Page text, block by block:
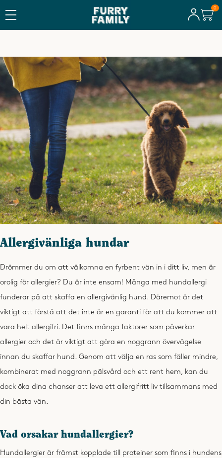
FRI FRAKT ÖVER 600 KR
Allergivänliga hundar
Drömmer du om att välkomna en fyrbent vän in i ditt liv, men är
orolig för allergier? Du är inte ensam! Många med hundallergi
funderar på att skaffa en allergivänlig hund. Däremot är det
viktigt att förstå att det inte är en garanti för att du kommer att
vara helt allergifri. Det finns många faktorer som påverkar
allergier och det är viktigt att göra en noggrann övervägelse
innan du skaffar hund. Genom att välja en ras som fäller mindre,
kombinerat med noggrann pälsvård och ett rent hem, kan du
dock öka dina chanser att leva ett allergifritt liv tillsammans med
din bästa vän.
Vad orsakar hundallergier?
Hundallergier är främst kopplade till proteiner som finns i hundens